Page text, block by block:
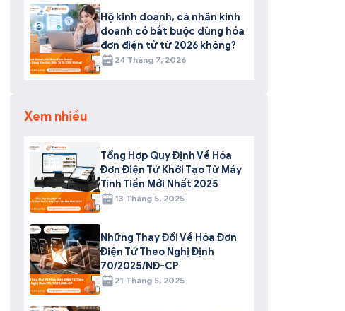
Hộ kinh doanh, cá nhân kinh
doanh có bắt buộc dùng hóa
đơn điện tử từ 2026 không?
24 Tháng 7, 2026
Xem nhiều
Tổng Hợp Quy Định Về Hóa
Đơn Điện Tử Khởi Tạo Từ Máy
Tính Tiền Mới Nhất 2025
13 Tháng 5, 2025
Những Thay Đổi Về Hóa Đơn
Điện Tử Theo Nghị Định
70/2025/NĐ-CP
21 Tháng 5, 2025